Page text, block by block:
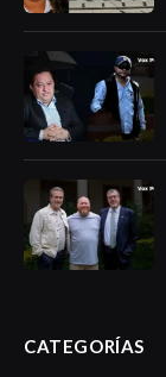
CATEGORÍAS